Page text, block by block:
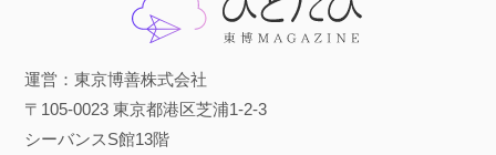
運営：東京博善株式会社
〒105-0023 東京都港区芝浦1-2-3
シーバンスS館13階